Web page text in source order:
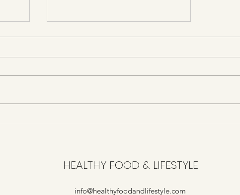
HEALTHY FOOD & LIFESTYLE
info@healthyfoodandlifestyle.com